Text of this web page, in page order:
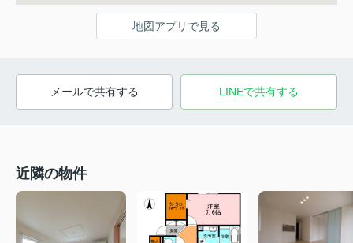
地図アプリで見る
メールで共有する LINEで共有する
近隣の物件